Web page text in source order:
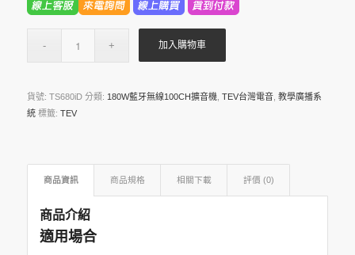
加入購物車
貨號: TS680iD 分類: 180W藍牙無線100CH擴音機, TEV台灣電音, 教學廣播系
統 標籤: TEV
商品資訊 商品規格 相關下載 評價 (0)
商品介紹
適用場合